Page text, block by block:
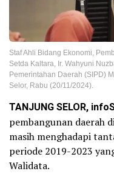
Staf Ahli Bidang Ekonomi,
Setda Kaltara, Ir. Wahyuni
Pemerintahan Daerah (SIPD)
Selor, Rabu (20/11/2024).
TANJUNG SELOR,
pembangunan daerah
masih menghadapi
periode 2019-2023
Walidata.